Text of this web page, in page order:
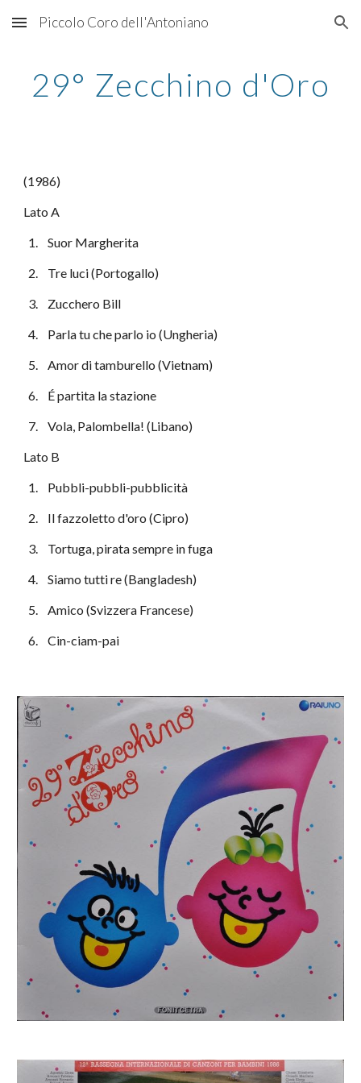
Skip to main content Skip to navigation
Piccolo Coro dell'Antoniano
29° Zecchino d'Oro
(1986)
Lato A
  1.    Suor Margherita
  2.    Tre luci (Portogallo)
  3.    Zucchero Bill
  4.    Parla tu che parlo io (Ungheria)
  5.    Amor di tamburello (Vietnam)
  6.    É partita la stazione
  7.    Vola, Palombella! (Libano)
Lato B
  1.    Pubbli-pubbli-pubblicità
  2.    Il fazzoletto d'oro (Cipro)
  3.    Tortuga, pirata sempre in fuga
  4.    Siamo tutti re (Bangladesh)
  5.    Amico (Svizzera Francese)
  6.    Cin-ciam-pai